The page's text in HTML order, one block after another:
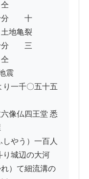
仝
　　十
地亀裂
　　三
震
り一千〇五十五
像仏四王堂 悉
やう）一百人
り城辺の大河
）て細流溝の